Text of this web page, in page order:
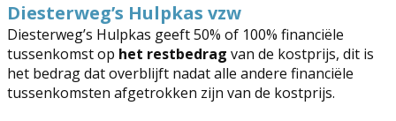
Diesterweg’s Hulpkas vzw
Diesterweg’s Hulpkas geeft 50% of 100% financiële
tussenkomst op het restbedrag van de kostprijs, dit is
het bedrag dat overblijft nadat alle andere financiële
tussenkomsten afgetrokken zijn van de kostprijs.